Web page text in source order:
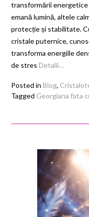
transformării
emană lumină, altele
protecție și stabilitate.
cristale puternice,
transforma energiile
de stres Detalii…
Posted in Blog,
Tagged Georgiana fata